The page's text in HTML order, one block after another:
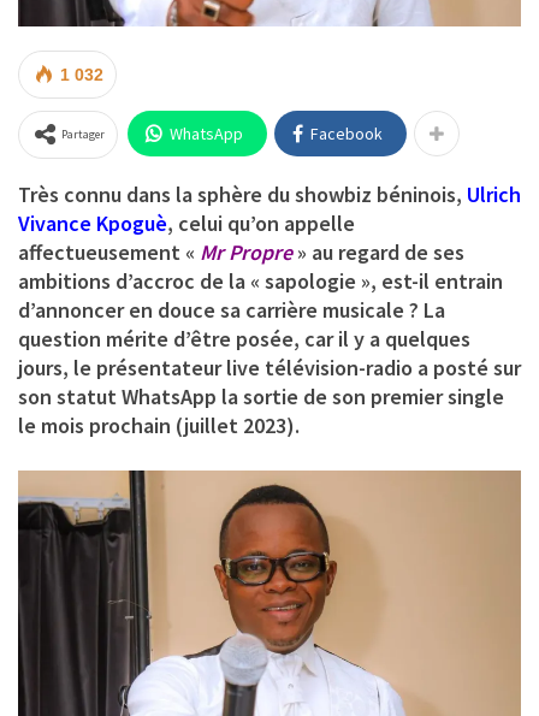
1 032
Partager WhatsApp Facebook
Très connu dans la sphère du showbiz béninois, Ulrich
Vivance Kpoguè, celui qu’on appelle
affectueusement « Mr Propre» au regard de ses
ambitions d’accroc de la « sapologie », est-il entrain
d’annoncer en douce sa carrière musicale ? La
question mérite d’être posée, car il y a quelques
jours, le présentateur live télévision-radio a posté sur
son statut WhatsApp la sortie de son premier single
le mois prochain (juillet 2023).